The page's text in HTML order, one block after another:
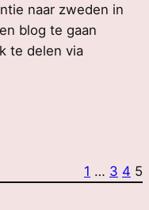
naar zweden in
blog te gaan
te delen via
1 … 3 4 5